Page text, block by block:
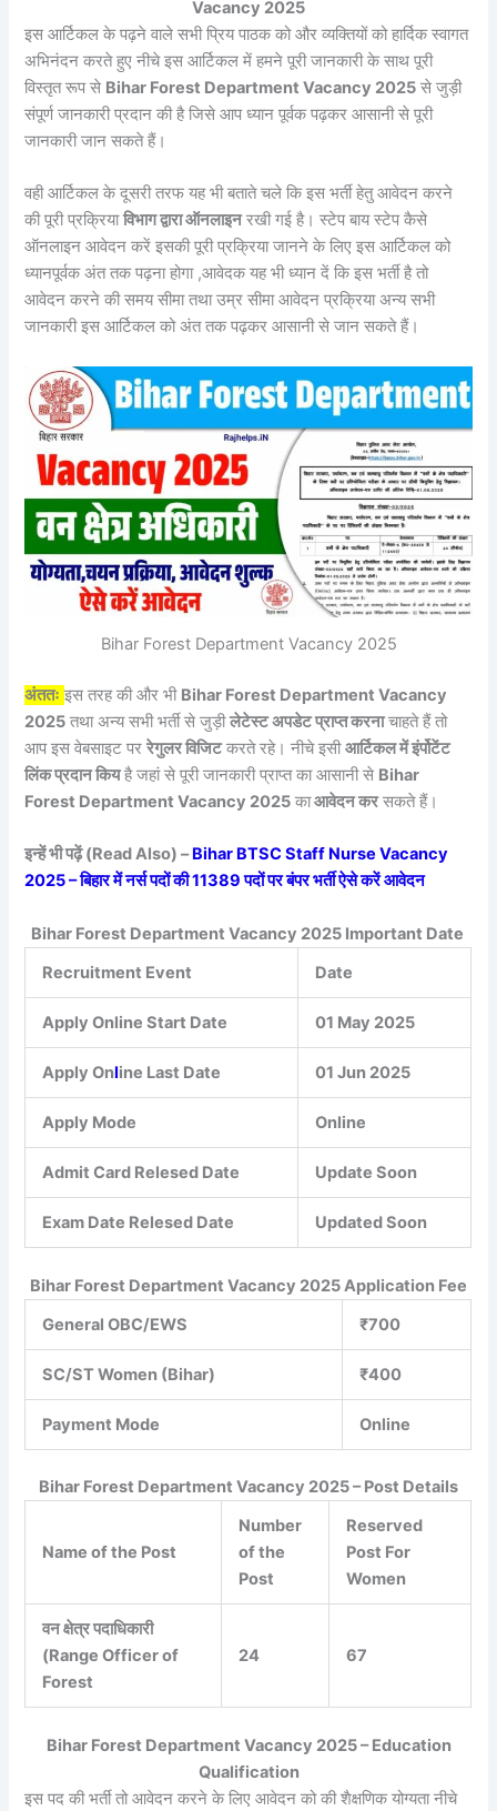
Vacancy 2025
इस आर्टिकल के पढ़ने वाले सभी प्रिय पाठक को और व्यक्तियों को हार्दिक स्वागत
अभिनंदन करते हुए नीचे इस आर्टिकल में हमने पूरी जानकारी के साथ पूरी
विस्तृत रूप से Bihar Forest Department Vacancy 2025 से जुड़ी
संपूर्ण जानकारी प्रदान की है जिसे आप ध्यान पूर्वक पढ़कर आसानी से पूरी
जानकारी जान सकते हैं।
वही आर्टिकल के दूसरी तरफ यह भी बताते चले कि इस भर्ती हेतु आवेदन करने
की पूरी प्रक्रियाविभाग द्वारा ऑनलाइनरखी गई है। स्टेप बाय स्टेप कैसे
ऑनलाइन आवेदन करें इसकी पूरी प्रक्रिया जानने के लिए इस आर्टिकल को
ध्यानपूर्वक अंत तक पढ़ना होगा ,आवेदक यह भी ध्यान दें कि इस भर्ती है तो
आवेदन करने की समय सीमा तथा उम्र सीमा आवेदन प्रक्रिया अन्य सभी
जानकारी इस आर्टिकल को अंत तक पढ़कर आसानी से जान सकते हैं।
Bihar Forest Department Vacancy 2025
अंततः इस तरह की और भी Bihar Forest Department Vacancy
2025 तथा अन्य सभी भर्ती से जुड़ीलेटेस्ट अपडेट प्राप्त करनाचाहते हैं तो
आप इस वेबसाइट पररेगुलर विजिटकरते रहे। नीचे इसीआर्टिकल में इंर्पोटेंट
लिंक प्रदान कियहै जहां से पूरी जानकारी प्राप्त का आसानी से Bihar
Forest Department Vacancy 2025 काआवेदन करसकते हैं।
इन्हें भी पढ़ें (Read Also) –Bihar BTSC Staff Nurse Vacancy
2025 – बिहार में नर्स पदों की 11389 पदों पर बंपर भर्ती ऐसे करें आवेदन
Bihar Forest Department Vacancy 2025 Important Date
Recruitment Event
Date
Apply Online Start Date 01 May 2025
Apply Online Last Date 01 Jun 2025
Apply Mode Online
Admit Card Relesed Date Update Soon
Exam Date Relesed Date Updated Soon
Bihar Forest Department Vacancy 2025 Application Fee
General OBC/EWS
₹700
SC/ST Women (Bihar) ₹400
Payment Mode Online
Bihar Forest Department Vacancy 2025 – Post Details
Name of the Post
Number
of the
Post
Reserved
Post For
Women
वन क्षेत्र पदाधिकारी
(Range Officer of
Forest
24 67
Bihar Forest Department Vacancy 2025 – Education
Qualification
इस पद की भर्ती तो आवेदन करने के लिए आवेदन को की शैक्षणिक योग्यता नीचे